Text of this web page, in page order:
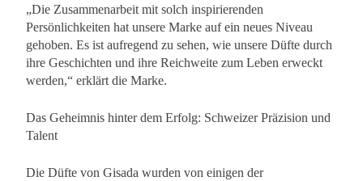
„Die Zusammenarbeit mit solch inspirierenden
Persönlichkeiten hat unsere Marke auf ein neues Niveau
gehoben. Es ist aufregend zu sehen, wie unsere Düfte durch
ihre Geschichten und ihre Reichweite zum Leben erweckt
werden,“ erklärt die Marke.
Das Geheimnis hinter dem Erfolg: Schweizer Präzision und
Talent
Die Düfte von Gisada wurden von einigen der